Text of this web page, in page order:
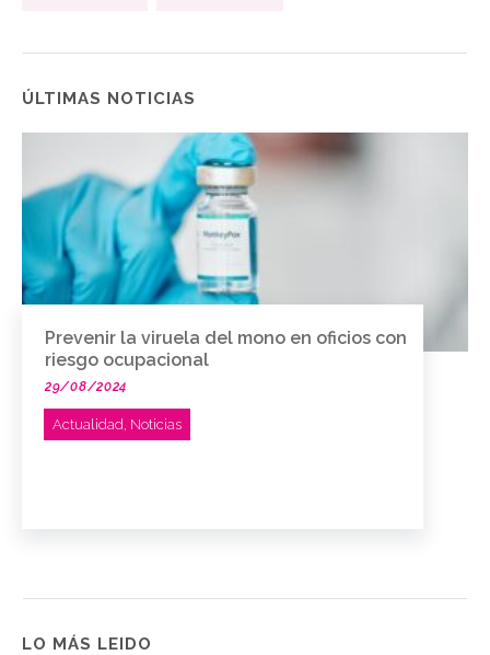
ÚLTIMAS NOTICIAS
Prevenir la viruela del mono en oficios con
riesgo ocupacional
29/08/2024
Actualidad Noticias
LO MÁS LEIDO